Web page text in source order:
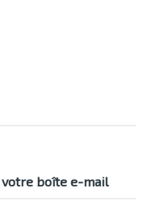
votre boîte e-mail